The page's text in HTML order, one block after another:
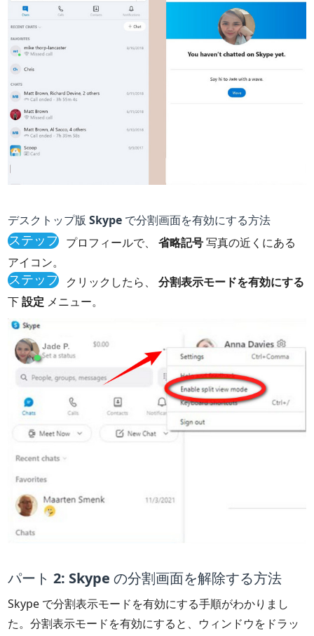
デスクトップ版 Skype で分割画面を有効にする方法
ステップ
1
プロフィールで、省略記号写真の近くにある
アイコン。
ステップ
2
クリックしたら、分割表示モードを有効にする
下設定 メニュー。
パート 2: Skype の分割画面を解除する方法
Skype で分割表示モードを有効にする手順がわかりまし
た。分割表示モードを有効にすると、ウィンドウをドラッ